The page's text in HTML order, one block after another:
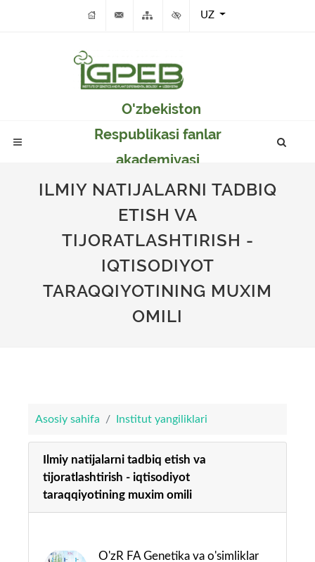
UZ
O'zbekiston
Respublikasi fanlar
akademiyasi
Genetika va o'simlikar
eksperimental
biologiyasi instituti
ILMIY NATIJALARNI TADBIQ
ETISH VA
TIJORATLASHTIRISH -
IQTISODIYOT
TARAQQIYOTINING MUXIM
OMILI
Asosiy sahifa Institut yangiliklari
Ilmiy natijalarni tadbiq etish va
tijoratlashtirish - iqtisodiyot
taraqqiyotining muxim omili
O'zR FA Genetika va o'simliklar